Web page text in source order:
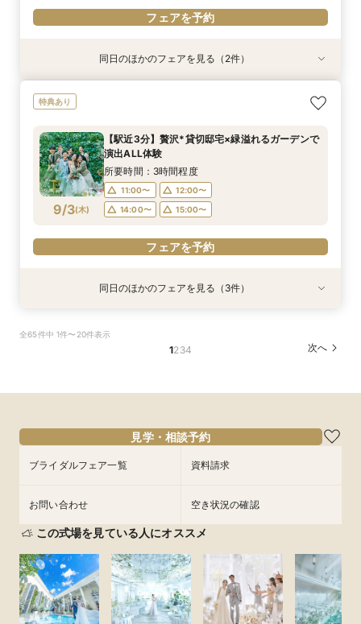
フェアを予約
特典あり 動画あり
9/2(水)
11:00〜
14:00〜
15:00〜
フェアを予約
9/2(水)
【遠方&自宅でもOK】360度カメラでオンライ
11:00〜
14:00〜
15:00〜
フェアを予約
同日のほかのフェアを見る（2件）
特典あり
9/3(木)
【駅近3分】贅沢*貸切邸宅×緑溢れるガーデンで
演出ALL体験
所要時間：3時間程度
11:00〜
12:00〜
14:00〜
15:00〜
フェアを予約
特典あり 動画あり
9/3
リッジリング優待◎
フェアを予約
9/3
ン見学♪見積相談もOK
フェアを予約
9/3
見積もり相談会
フェアを予約
同日のほかのフェアを見る（3件）
全65件中 1件〜20件表示
1234 次へ
見学・相談予約
ブライダルフェア一覧 資料請求
お問い合わせ 空き状況の確認
この式場を見ている人にオススメ